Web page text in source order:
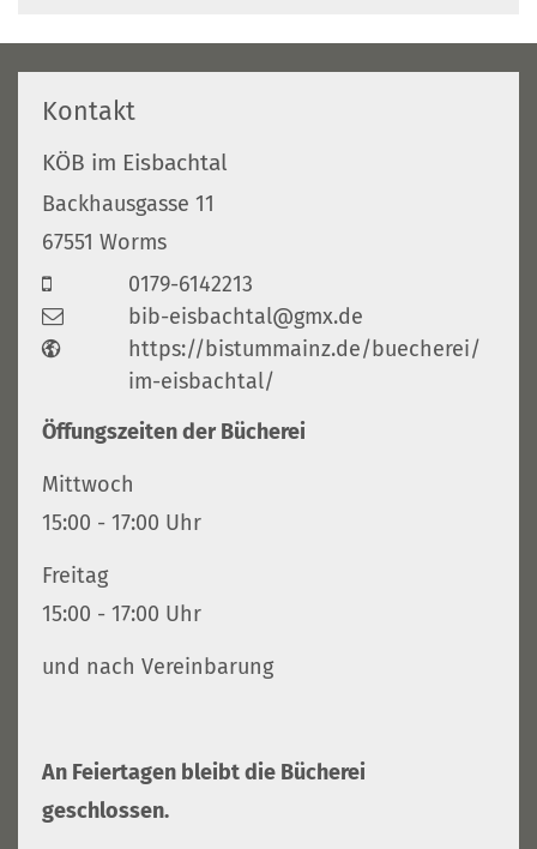
Kontakt
KÖB im Eisbachtal
Backhausgasse 11
67551 Worms
0179-6142213
bib-eisbachtal@gmx.de
https://bistummainz.de/buecherei/
im-eisbachtal/
Öffungszeiten der Bücherei
Mittwoch
15:00 - 17:00 Uhr
Freitag
15:00 - 17:00 Uhr
und nach Vereinbarung
An Feiertagen bleibt die Bücherei
geschlossen.